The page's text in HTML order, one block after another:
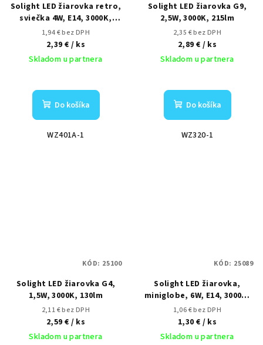
Solight LED žiarovka retro,
sviečka 4W, E14, 3000K,
360°, 440lm
1,94 € bez DPH
2,39 € / ks
Skladom u partnera
Do košíka
WZ401A-1
Solight LED žiarovka G9,
2,5W, 3000K, 215lm
2,35 € bez DPH
2,89 € / ks
Skladom u partnera
Do košíka
WZ320-1
Solight LED žiarovka G4,
1,5W, 3000K, 130lm
2,11 € bez DPH
2,59 € / ks
Skladom u partnera
KÓD: 25100
Solight LED žiarovka,
miniglobe, 6W, E14, 3000K,
510lm, biele prevedenie
1,06 € bez DPH
1,30 € / ks
Skladom u partnera
KÓD: 25089